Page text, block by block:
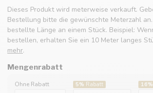
Dieses Produkt wird meterweise verkauft.
Bestellung bitte die gewünschte Meterzahl
bestellte Länge an einem Stück. Beispiel:
bestellen, erhalten Sie ein 10 Meter langes
mehr.
Mengenrabatt
Ohne Rabatt 5% Rabatt 16%